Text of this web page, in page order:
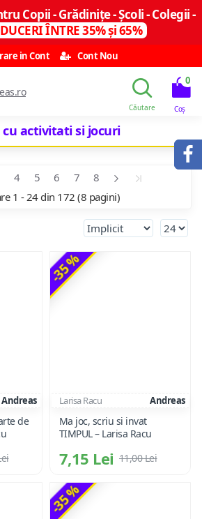
Copii - Grădinițe - Școli - Colegii -
ÎNTRE 35% și 65%
in Cont
Cont Nou
0
cu activitati si jocuri
4 5 6 7
8
1 - 24 din 172 (8 pagini)
Andreas
de
-35 %
Larisa Racu Andreas
Ma joc, scriu si invat
TIMPUL – Larisa Racu
7,15 Lei 11,00 Lei
-35 %